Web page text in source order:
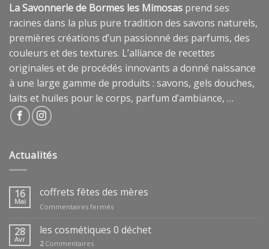
La Savonnerie de Bormes les Mimosas prend ses
racines dans la plus pure tradition des savons naturels,
premières créations d’un passionné des parfums, des
couleurs et des textures. L’alliance de recettes
originales et de procédés innovants a donné naissance
à une large gamme de produits : savons, gels douches,
laits et huiles pour le corps, parfum d’ambiance, …
Actualités
16
Mai
coffrets fêtes des mères
Commentaires ferméssur
fêtes
28
Avr
les cosmétiques 0 déchet
2Commentaires